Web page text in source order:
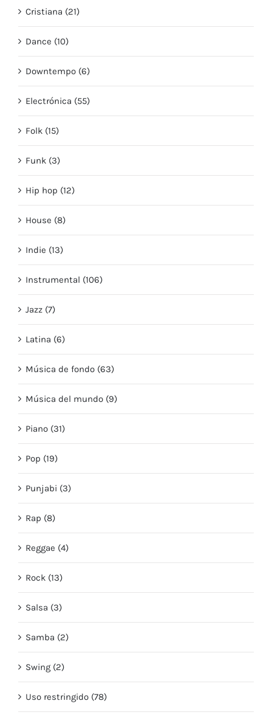
Cristiana (21)
Dance (10)
Downtempo (6)
Electrónica (55)
Folk (15)
Funk (3)
Hip hop (12)
House (8)
Indie (13)
Instrumental (106)
Jazz (7)
Latina (6)
Música de fondo (63)
Música del mundo (9)
Piano (31)
Pop (19)
Punjabi (3)
Rap (8)
Reggae (4)
Rock (13)
Salsa (3)
Samba (2)
Swing (2)
Uso restringido (78)